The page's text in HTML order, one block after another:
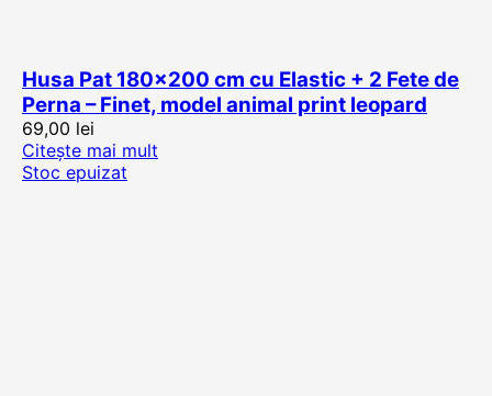
Husa Pat 180×200 cm cu Elastic + 2 Fete de
Perna – Finet, model animal print leopard
69,00 lei
Citește mai mult
Stoc epuizat